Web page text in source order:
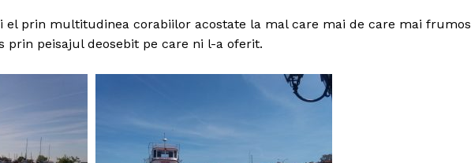
el prin multitudinea corabiilor acostate la mal care mai de care mai frumos
prin peisajul deosebit pe care ni l-a oferit.